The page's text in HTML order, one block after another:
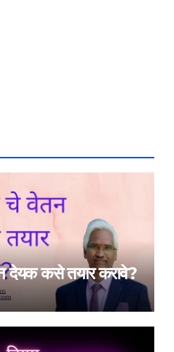
देयक कसे तयार करावे?